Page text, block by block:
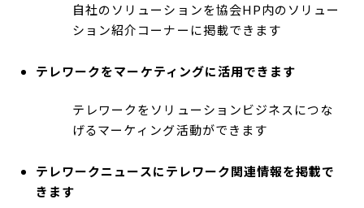
自社のソリューションを協会HP内のソリュー
ション紹介コーナーに掲載できます
テレワークをマーケティングに活用できます
テレワークをソリューションビジネスにつな
げるマーケィング活動ができます
テレワークニュースにテレワーク関連情報を掲載で
きます